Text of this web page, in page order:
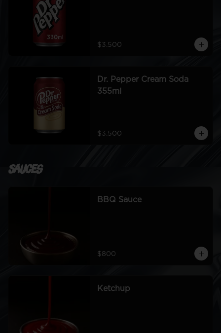
$3.500
Dr. Pepper Cream Soda
355ml
$3.500
Sauces
BBQ Sauce
$800
Ketchup